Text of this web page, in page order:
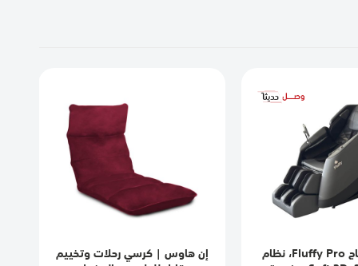
كرسي مساج Fluffy Pro، نظام إن هاوس | كرسي رحلات وتخييم